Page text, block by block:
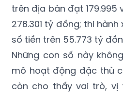
trên địa bàn đạt 179.995
278.301 tỷ đồng; thi hành
số tiền trên 55.773 tỷ
Những con số này
mô hoạt động đặc thù
còn cho thấy vai trò, vị